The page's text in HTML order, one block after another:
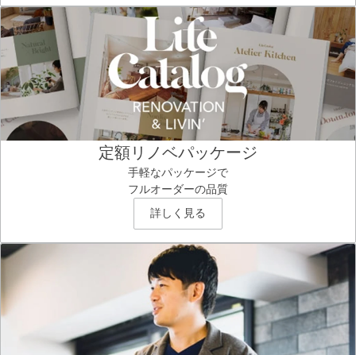
定額リノベパッケージ
手軽なパッケージで
フルオーダーの品質
詳しく見る